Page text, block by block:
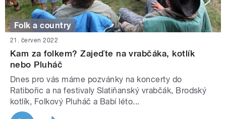
Folk a country
21. červen 2022
Kam za folkem? Zajeďte na vrabčáka, kotlík
nebo Pluháč
Dnes pro vás máme pozvánky na koncerty do
Ratibořic a na festivaly Slatiňanský vrabčák, Brodský
kotlík, Folkový Pluháč a Babí léto...